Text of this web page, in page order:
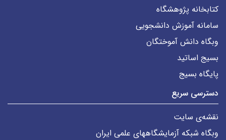
کتابخانه پژوهشگاه
سامانه آموزش دانشجویی
وبگاه دانش آموختگان
بسیج اساتید
پایگاه بسیج
دسترسی سریع
نقشه‌ی سایت
وبگاه شبکه آزمایشگاههای علمی ایران